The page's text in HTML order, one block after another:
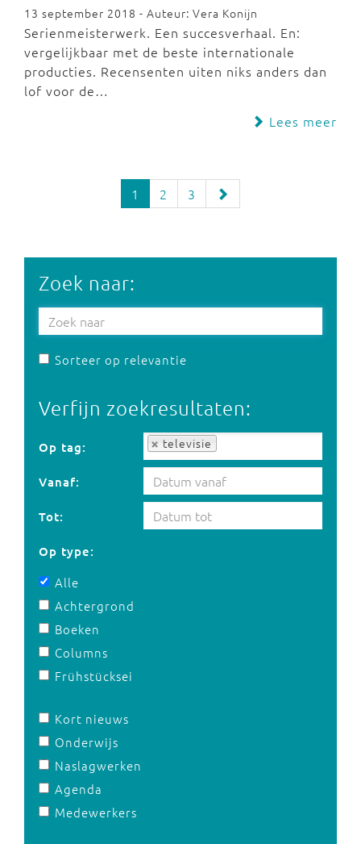
13 september 2018 - Auteur: Vera Konijn
Serienmeisterwerk. Een succesverhaal. En:
vergelijkbaar met de beste internationale
producties. Recensenten uiten niks anders dan
lof voor de…
Lees meer
1 2 3
Zoek naar:
Sorteer op relevantie
Verfijn zoekresultaten:
Op tag: televisie
Op tag:
Vanaf:
Tot:
Op type:
Alle
Achtergrond
Boeken
Columns
Frühstücksei
Kort nieuws
Onderwijs
Naslagwerken
Agenda
Medewerkers